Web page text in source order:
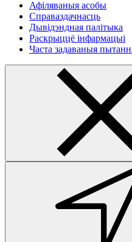
Афіляваныя асобы
Справаздачнасць
Дывідэндная палітыка
Раскрыццё інфармацыі
Часта задаваныя